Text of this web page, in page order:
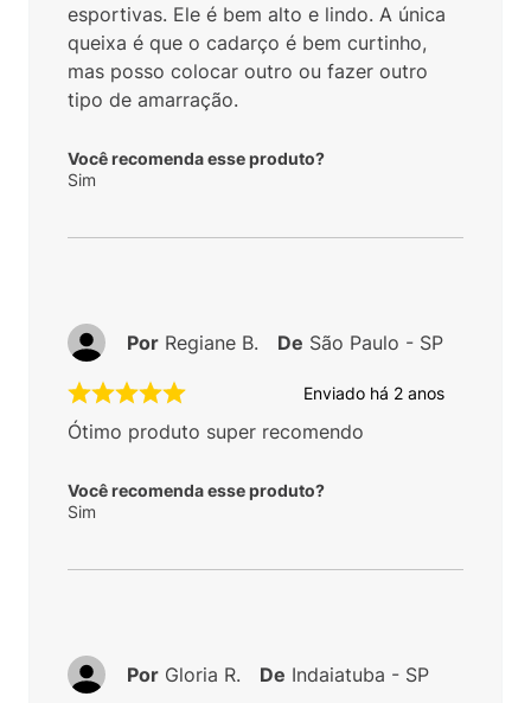
esportivas. Ele é bem alto e lindo. A única
queixa é que o cadarço é bem curtinho,
mas posso colocar outro ou fazer outro
tipo de amarração.
Você recomenda esse produto?
Sim
Enviado há 2 anos
Ótimo produto super recomendo
Você recomenda esse produto?
Sim
Por Regiane B. De São Paulo - SP
Por Gloria R. De Indaiatuba - SP